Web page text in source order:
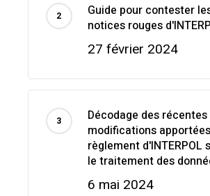
Guide pour contester
notices rouges
27 février 2024
Décodage des récentes
modifications
règlement d'INTERPOL
le traitement des
6 mai 2024